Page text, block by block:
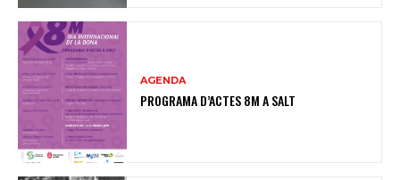
AGENDA
PROGRAMA D’ACTES 8M A SALT